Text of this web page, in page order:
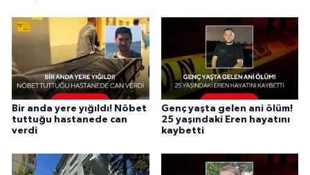
Bir anda yere yığıldı! Nöbet
tuttuğu hastanede can
verdi
Genç yaşta gelen ani ölüm!
25 yaşındaki Eren hayatını
kaybetti